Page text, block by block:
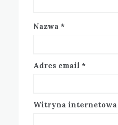
Nazwa *
Adres email *
Witryna internetowa